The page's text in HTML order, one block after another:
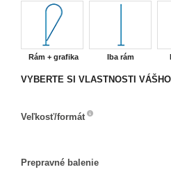
Rám + grafika Iba rám
VYBERTE SI VLASTNOSTI
Veľkosť/formát
Prepravné balenie